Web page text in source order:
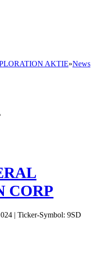
AKTIE»News
CORP
| Ticker-Symbol: 9SD